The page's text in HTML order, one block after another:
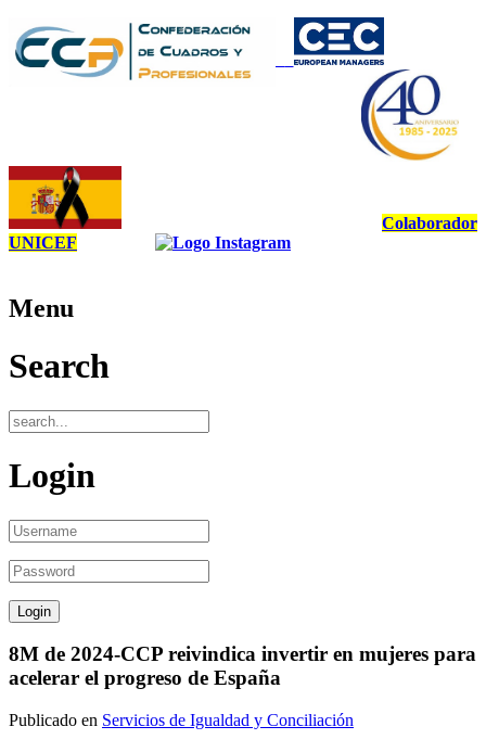
Colaborador
UNICEF
Menu
Search
Login
8M de 2024-CCP reivindica invertir en mujeres para
acelerar el progreso de España
Publicado en Servicios de Igualdad y Conciliación